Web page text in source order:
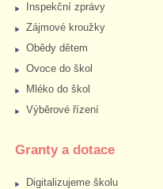
Inspekční zprávy
Zájmové kroužky
Obědy dětem
Ovoce do škol
Mléko do škol
Výběrové řízení
Granty a dotace
Digitalizujeme školu